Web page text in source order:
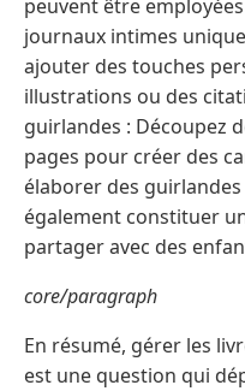
peuvent être
journaux intimes
ajouter des touches
illustrations ou des
guirlandes : Découpez
pages pour créer des
élaborer des
également constituer
partager avec des
core/paragraph
En résumé, gérer les
est une question qui